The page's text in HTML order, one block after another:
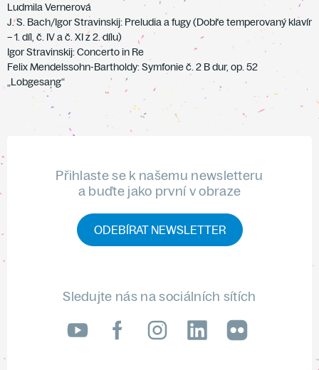
Ludmila Vernerová
J. S. Bach/Igor Stravinskij: Preludia a fugy (Dobře temperovaný klavír
– 1. díl, č. IV a č. XI z 2. dílu)
Igor Stravinskij: Concerto in Re
Felix Mendelssohn-Bartholdy: Symfonie č. 2 B dur, op. 52
„Lobgesang“
Přihlaste se k našemu newsletteru
a buďte jako první v obraze
ODEBÍRAT NEWSLETTER
Sledujte nás na sociálních sítích
LinkedIn
flickr